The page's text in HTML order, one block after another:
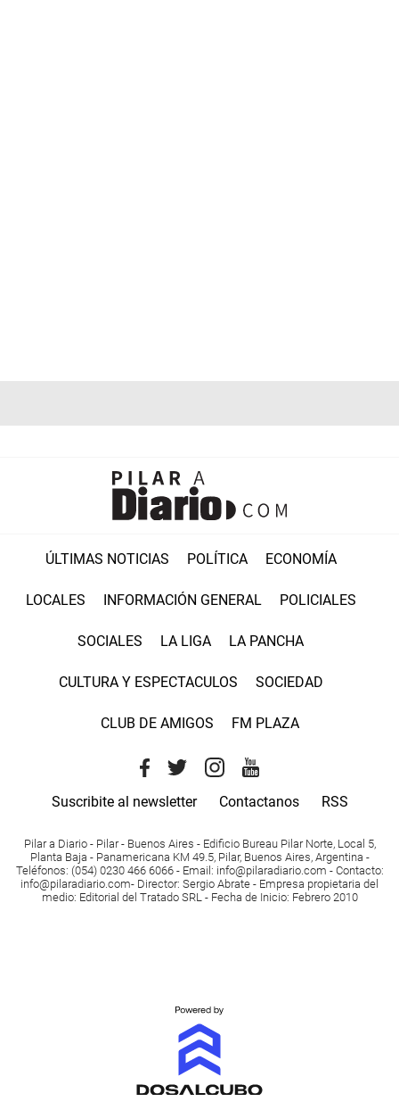
ÚLTIMAS NOTICIAS POLÍTICA ECONOMÍA
LOCALES INFORMACIÓN GENERAL POLICIALES
SOCIALES LA LIGA LA PANCHA
CULTURA Y ESPECTACULOS SOCIEDAD
CLUB DE AMIGOS FM PLAZA
Suscribite al newsletter Contactanos RSS
Pilar a Diario - Pilar - Buenos Aires - Edificio Bureau Pilar Norte, Local 5,
Planta Baja - Panamericana KM 49.5, Pilar, Buenos Aires, Argentina -
Teléfonos: (054) 0230 466 6066 - Email : info@pilaradiario.com - Contacto:
info@pilaradiario.com- Director: Sergio Abrate - Empresa propietaria del
medio: Editorial del Tratado SRL - Fecha de Inicio: Febrero 2010